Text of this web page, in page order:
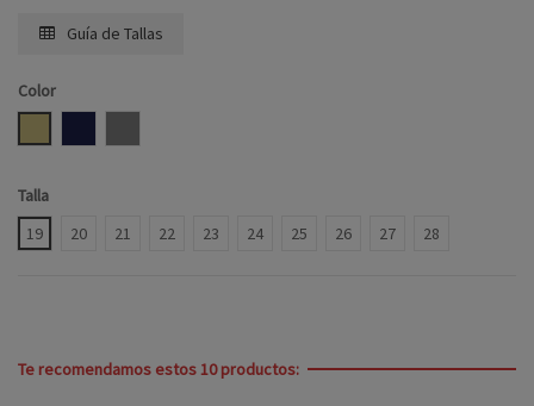
Guía de Tallas
Color
Talla
19
20 21 22 23 24 25 26 27 28
Te recomendamos estos 10 productos: